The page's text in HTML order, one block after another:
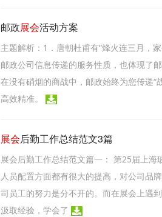
邮政展会活动方案
主题解析：1．唐朝杜甫有“烽火连三月，
邮政公司信息传递的服务性质，也体现了
在没有硝烟的商战中，邮政始终为您传递“
高效精准。
展会后勤工作总结范文3篇
展会后勤工作总结范文篇一： 第25届上
人员配置方面都有很大的提高，对公司品
司员工的努力是分不开的。而在展会上遇
汲取经验，学会了